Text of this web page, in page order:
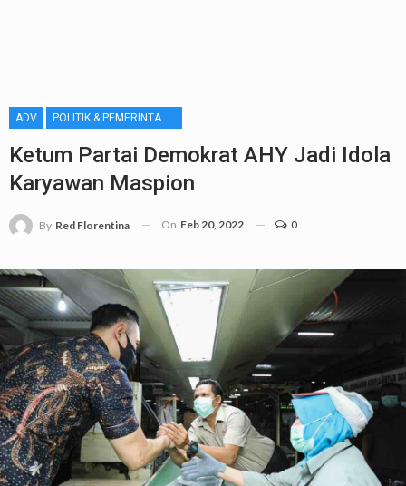
ADV POLITIK & PEMERINTAHAN
Ketum Partai Demokrat AHY Jadi Idola
Karyawan Maspion
By Red Florentina On Feb 20, 2022 0